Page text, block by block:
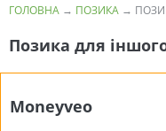
ГОЛОВНА → ПОЗИКА →
Позика для
Moneyveo